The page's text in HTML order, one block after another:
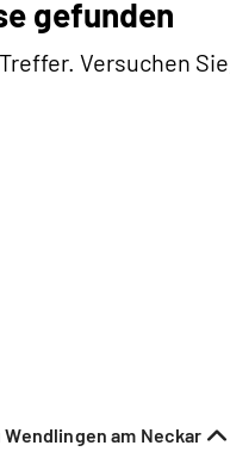
gefunden
Versuchen
am Neckar